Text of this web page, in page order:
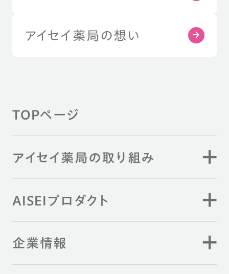
アイセイ薬局の想い
TOPページ
アイセイ薬局の取り組み
AISEIプロダクト
企業情報